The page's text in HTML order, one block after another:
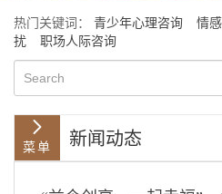
热门关键词： 青少年心理咨询 情
扰
职场人际咨询
新闻动态